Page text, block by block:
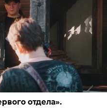
отдела».